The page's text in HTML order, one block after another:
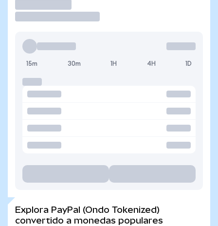
15m 30m 1H 4H 1D
Explora PayPal (Ondo Tokenized)
convertido a monedas populares